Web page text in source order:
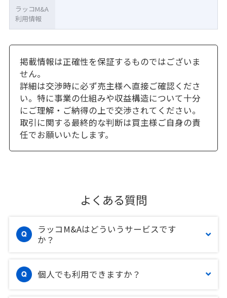
ラッコM&A
利用情報
掲載情報は正確性を保証するものではございま
せん。
詳細は交渉時に必ず売主様へ直接ご確認くださ
い。特に事業の仕組みや収益構造について十分
にご理解・ご納得の上で交渉されてください。
取引に関する最終的な判断は買主様ご自身の責
任でお願いいたします。
よくある質問
ラッコM&Aはどういうサービスです
か？
個人でも利用できますか？